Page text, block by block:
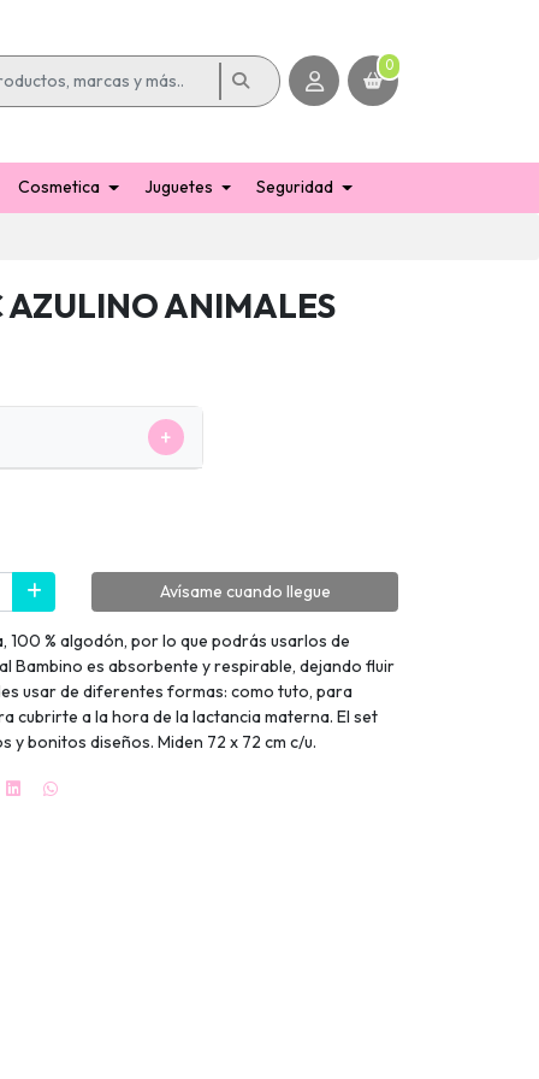
0
Cosmetica Juguetes Seguridad
AZULINO ANIMALES
+
Avísame cuando llegue
100 % algodón, por lo que podrás usarlos de
Bambino es absorbente y respirable, dejando fluir
usar de diferentes formas: como tuto, para
cubrirte a la hora de la lactancia materna. El set
y bonitos diseños. Miden 72 x 72 cm c/u.